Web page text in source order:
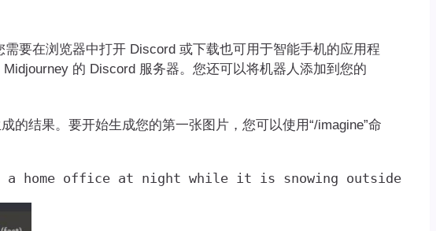
在浏览器中打开 Discord 或下载也可用于智能手机的应用程
的 Discord 服务器。您还可以将机器人添加到您的
结果。要开始生成您的第一张图片，您可以使用“/imagine”命
home office at night while it is snowing outside